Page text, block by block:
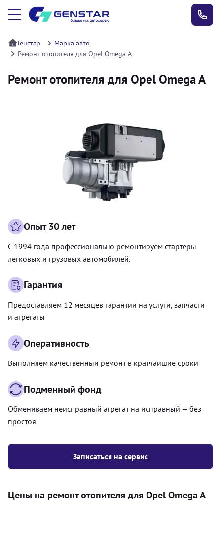
Генстар
Марка авто
Ремонт отопителя для Opel Omega A
Ремонт отопителя для Opel Omega A
Записаться на сервис
Опыт 30 лет
С 1994 года профессионально ремонтируем стартеры
легковых и грузовых автомобилей.
Гарантия
Предоставляем 12 месяцев гарантии на услуги, запчасти
и агрегаты
Оперативность
Выполняем качественный ремонт в кратчайшие сроки
Подменный фонд
Обмениваем неисправный агрегат на исправный — без
простоя.
Цены на ремонт отопителя для Opel Omega A